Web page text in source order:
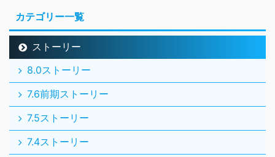
カテゴリー一覧
ストーリー
8.0ストーリー
7.6前期ストーリー
7.5ストーリー
7.4ストーリー